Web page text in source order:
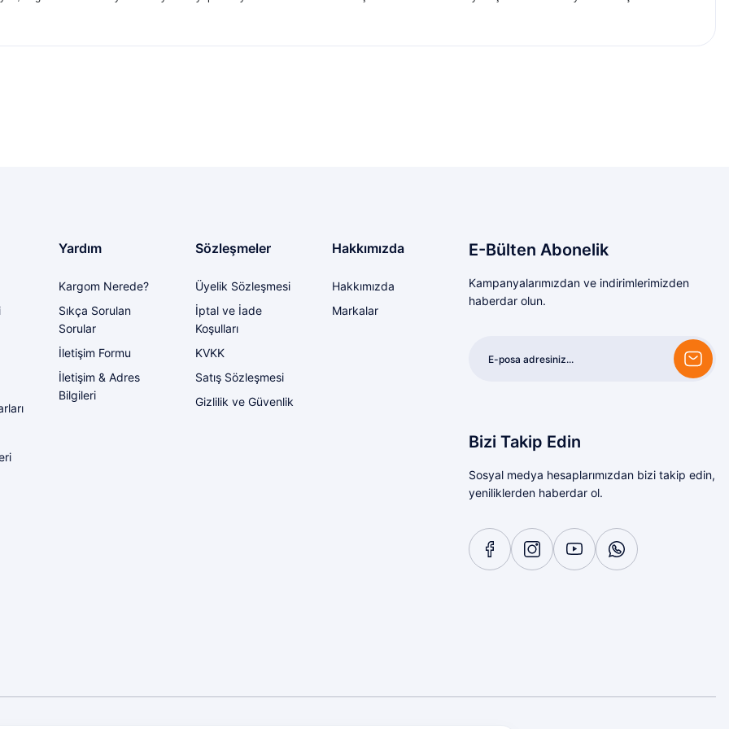
Gönder
Yardım
Kargom Nerede?
Sıkça Sorulan
Sorular
İletişim Formu
İletişim & Adres
Bilgileri
Sözleşmeler
Üyelik Sözleşmesi
İptal ve İade
Koşulları
KVKK
Satış Sözleşmesi
Gizlilik ve Güvenlik
Hakkımızda
Hakkımızda
Markalar
E-Bülten Abonelik
Kampanyalarımızdan ve indirimlerimizden
haberdar olun.
Bizi Takip Edin
Sosyal medya hesaplarımızdan bizi takip edin,
yeniliklerden haberdar ol.